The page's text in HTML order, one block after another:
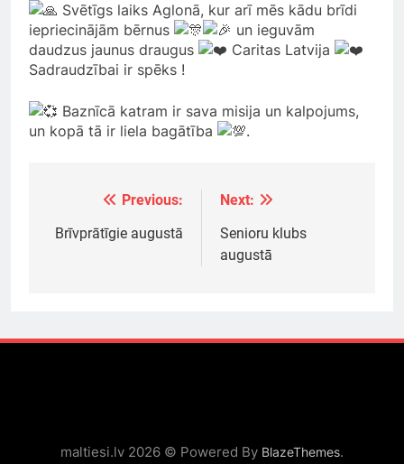
Svētīgs laiks Aglonā, kur arī mēs kādu brīdi
iepriecinājām bērnus
un ieguvām
daudzus jaunus draugus
Caritas Latvija
Sadraudzībai ir spēks !
Baznīcā katram ir sava misija un kalpojums,
un kopā tā ir liela bagātība
.
izvēlne
Previous:
Brīvprātīgie augustā
Next:
Senioru klubs
augustā
maltiesi.lv 2026 © Powered By BlazeThemes.